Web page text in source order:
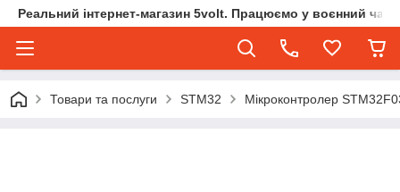
Реальний інтернет-магазин 5volt. Працюємо у воєнний
Товари та послуги STM32 Мікроконтролер